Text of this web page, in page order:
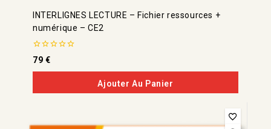
INTERLIGNES LECTURE – Fichier ressources +
numérique – CE2
0
de
5
79 €
Ajouter Au Panier